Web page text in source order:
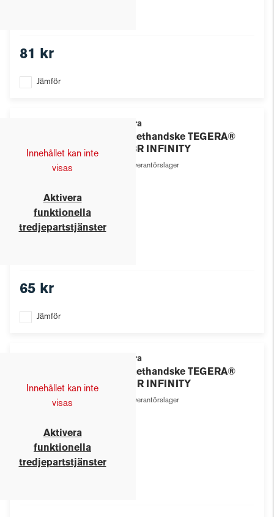
81 kr
Jämför
Innehållet kan inte
visas
Aktivera
funktionella
tredjepartstjänster
Tegera
Syntethandske TEGERA®
8803R INFINITY
Leverantörslager
65 kr
Jämför
Innehållet kan inte
visas
Aktivera
funktionella
tredjepartstjänster
Tegera
Syntethandske TEGERA®
8801R INFINITY
Leverantörslager